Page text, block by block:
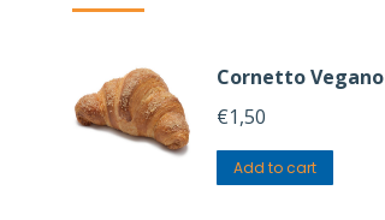
Cornetto Vegano
€1,50
Add to cart